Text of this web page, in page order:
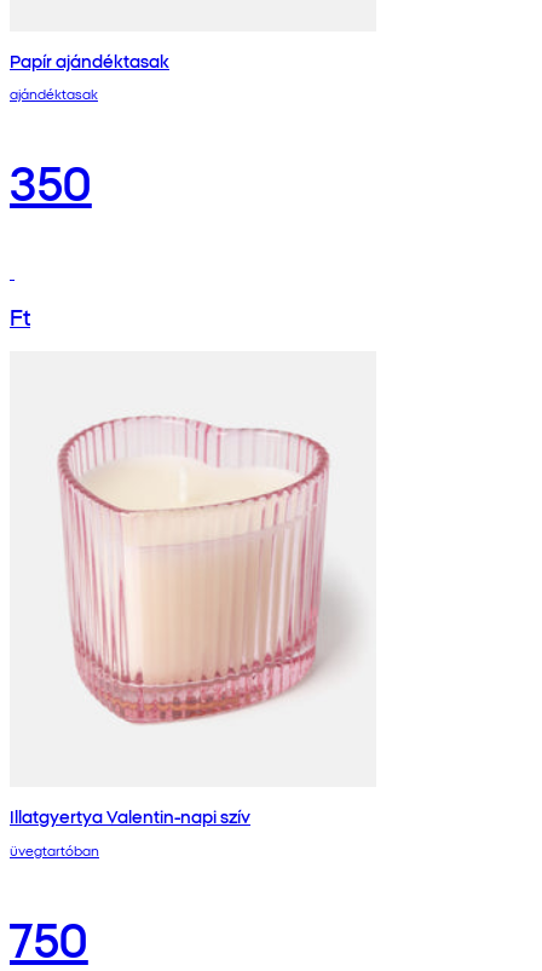
Papír ajándéktasak
ajándéktasak
350
Ft
Illatgyertya Valentin-napi szív
üvegtartóban
750